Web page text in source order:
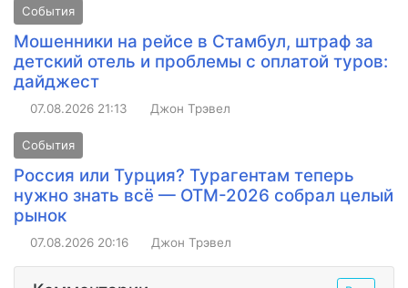
События
Мошенники на рейсе в Стамбул, штраф за
детский отель и проблемы с оплатой туров:
дайджест
07.08.2026 21:13 Джон Трэвел
События
Россия или Турция? Турагентам теперь
нужно знать всё — ОТМ-2026 собрал целый
рынок
07.08.2026 20:16 Джон Трэвел